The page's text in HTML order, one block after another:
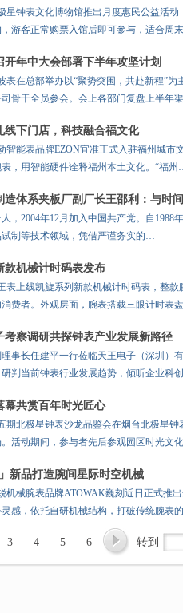
星钟表文化博物馆推出月度惠民公益活
游客正常购票入馆后即可参与，适合周
年中大会部署下半年攻坚计划
表在总部举办以“聚势突围，共赴新程”
骨干全员参会。会上各部门复盘上半年
下门店，科技融合福文化
智能表品牌EZON宜准正式入驻福州城市
，用智能硬件诠释福州本土文化。“福
体系夹板厂副厂长王邵利：与时
，2004年12月加入中国共产党。自1988
制等技术领域，凭借严谨务实的…
款机械计时码表发布
表上线凯旋系列新款机械计时码表，整
费者。外观层面，腕表搭载三眼计时表
察调研共探钟表产业发展新路径
事长任建平一行莅临天王电子（深圳）
判当前钟表行业发展趋势，倾听企业科
幕共赏百年时光匠心
期北极星钟表沙龙品鉴会在烟台北极星
活动期间，参与者先后参观园区时光文
新品打造腕间星际时空机械
机械腕表品牌ATOWAK巍刻近日正式推
灵感，依托自研机械结构，打破传统腕表
3 4 5 6 转到